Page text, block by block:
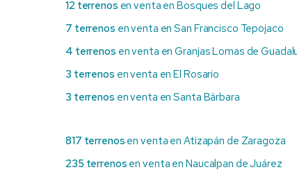
12 terrenos en venta en Bosques del Lago
7 terrenos en venta en San Francisco Tepojaco
4 terrenos en venta en Granjas Lomas de
3 terrenos en venta en El Rosario
3 terrenos en venta en Santa Bárbara
817 terrenos en venta en Atizapán de Zaragoza
235 terrenos en venta en Naucalpan de Juárez